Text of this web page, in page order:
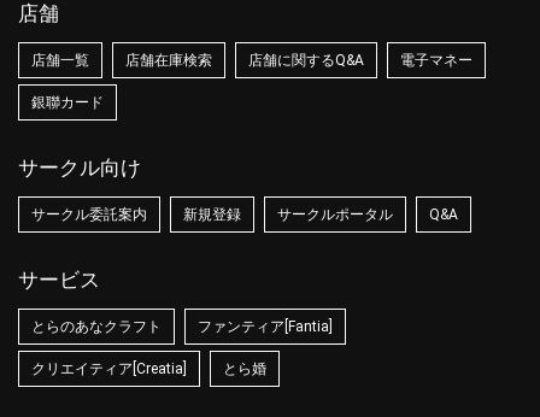
店舗
店舗一覧 店舗在庫検索 店舗に関するQ&A 電子マネー
銀聯カード
サークル向け
サークル委託案内 新規登録 サークルポータル Q&A
サービス
とらのあなクラフト ファンティア[Fantia]
クリエイティア[Creatia] とら婚